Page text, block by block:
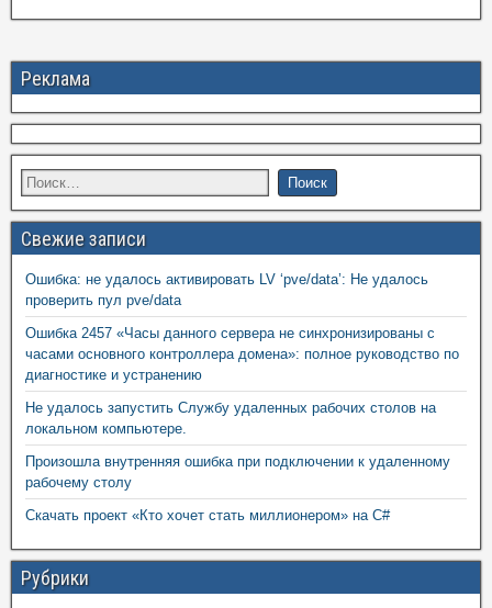
Реклама
Свежие записи
Ошибка: не удалось активировать LV ‘pve/data’: Не удалось
проверить пул pve/data
Ошибка 2457 «Часы данного сервера не синхронизированы с
часами основного контроллера домена»: полное руководство по
диагностике и устранению
Не удалось запустить Службу удаленных рабочих столов на
локальном компьютере.
Произошла внутренняя ошибка при подключении к удаленному
рабочему столу
Скачать проект «Кто хочет стать миллионером» на C#
Рубрики